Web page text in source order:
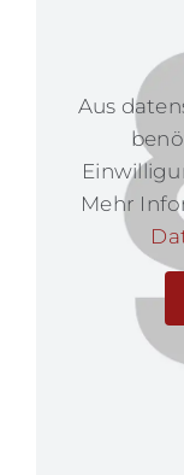
Aus
Mehr